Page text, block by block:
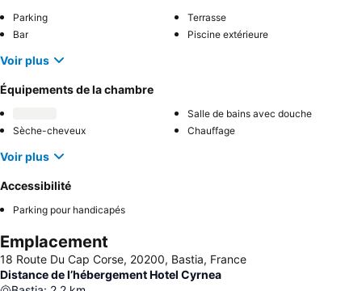
Parking
Terrasse
Bar
Piscine extérieure
Voir plus
Équipements de la chambre
Salle de bains avec douche
Sèche-cheveux
Chauffage
Voir plus
Accessibilité
Parking pour handicapés
Emplacement
18 Route Du Cap Corse, 20200, Bastia, France
Distance de l’hébergement Hotel Cyrnea